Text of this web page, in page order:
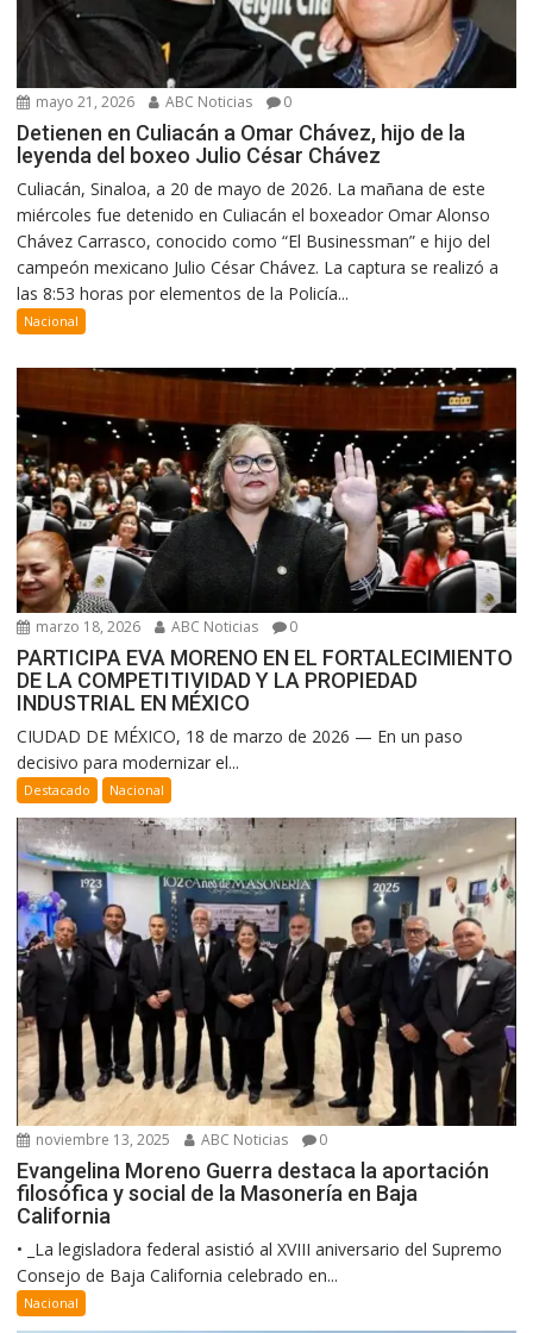
mayo 21, 2026 ABC Noticias 0
Detienen en Culiacán a Omar Chávez, hijo de la
leyenda del boxeo Julio César Chávez
Culiacán, Sinaloa, a 20 de mayo de 2026. La mañana de este
miércoles fue detenido en Culiacán el boxeador Omar Alonso
Chávez Carrasco, conocido como “El Businessman” e hijo del
campeón mexicano Julio César Chávez. La captura se realizó a
las 8:53 horas por elementos de la Policía...
Nacional
marzo 18, 2026 ABC Noticias 0
PARTICIPA EVA MORENO EN EL FORTALECIMIENTO
DE LA COMPETITIVIDAD Y LA PROPIEDAD
INDUSTRIAL EN MÉXICO
CIUDAD DE MÉXICO, 18 de marzo de 2026 — En un paso
decisivo para modernizar el...
Destacado Nacional
noviembre 13, 2025 ABC Noticias 0
Evangelina Moreno Guerra destaca la aportación
filosófica y social de la Masonería en Baja
California
• _La legisladora federal asistió al XVIII aniversario del Supremo
Consejo de Baja California celebrado en...
Nacional